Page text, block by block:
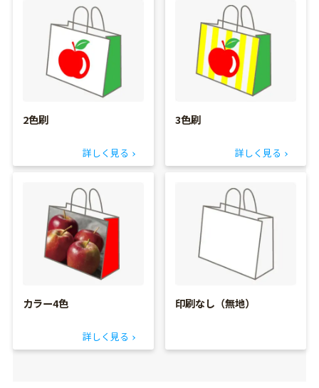
2色刷
詳しく見る
3色刷
詳しく見る
カラー4色
詳しく見る
印刷なし（無地）